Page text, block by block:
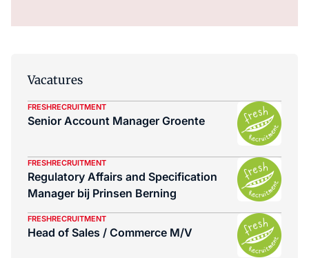
Vacatures
FRESHRECRUITMENT
Senior Account Manager Groente
FRESHRECRUITMENT
Regulatory Affairs and Specification
Manager bij Prinsen Berning
FRESHRECRUITMENT
Head of Sales / Commerce M/V